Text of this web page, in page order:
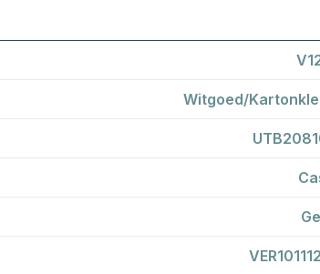
Witgoed/